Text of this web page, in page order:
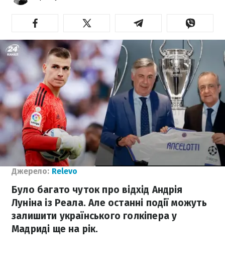
Джерело: Relevo
Було багато чуток про відхід Андрія
Луніна із Реала. Але останні події можуть
залишити українського голкіпера у
Мадриді ще на рік.